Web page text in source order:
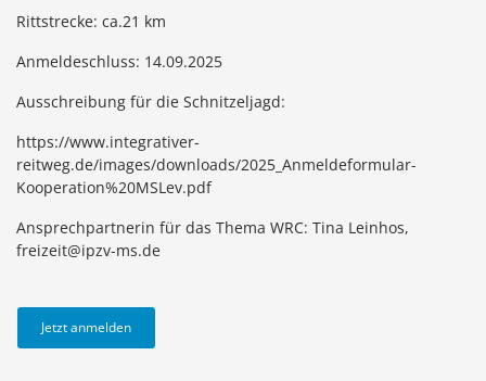
Rittstrecke: ca.21 km
Anmeldeschluss: 14.09.2025
Ausschreibung für die Schnitzeljagd:
https://www.integrativer-
reitweg.de/images/downloads/2025_Anmeldeformular-
Kooperation%20MSLev.pdf
Ansprechpartnerin für das Thema WRC: Tina Leinhos,
freizeit@ipzv-ms.de
Jetzt anmelden